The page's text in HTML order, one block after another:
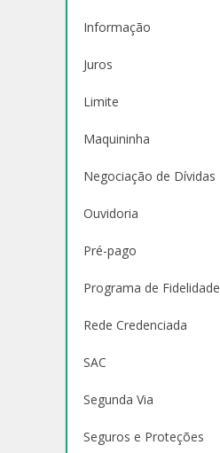
Informação
Juros
Limite
Maquininha
Negociação de Dívidas
Ouvidoria
Pré-pago
Programa de Fidelidade
Rede Credenciada
SAC
Segunda Via
Seguros e Proteções